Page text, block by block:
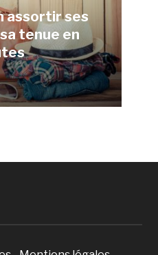
assortir ses
tenue en